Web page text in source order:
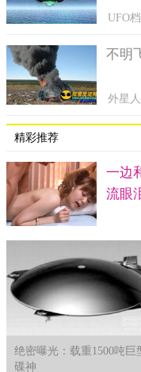
UFO
不明
外星人
精彩推荐
绝密曝光：载重1500吨巨
碟神